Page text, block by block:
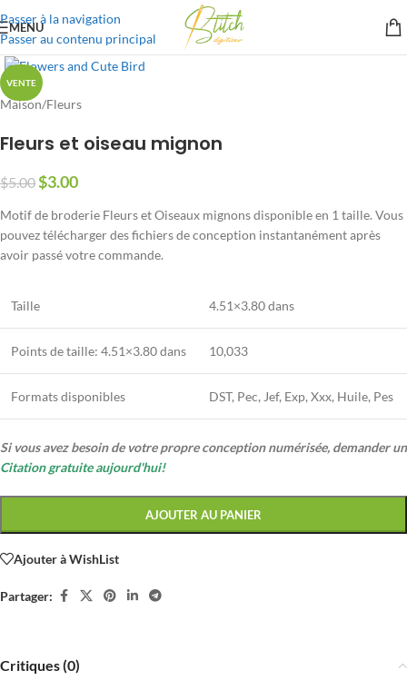
Passer à la navigation
Passer au contenu principal
MENU
VENTE
Maison/Fleurs
Fleurs et oiseau mignon
$5.00$3.00
Motif de broderie Fleurs et Oiseaux mignons disponible en 1 taille. Vous
pouvez télécharger des fichiers de conception instantanément après
avoir passé votre commande.
Taille 4.51×3.80 dans
Points de taille: 4.51×3.80 dans 10,033
Formats disponibles DST, Pec, Jef, Exp, Xxx, Huile, Pes
Si vous avez besoin de votre propre conception numérisée, demander un
Citation gratuite aujourd'hui!
AJOUTER AU PANIER
Ajouter à WishList
Partager:
Critiques (0)